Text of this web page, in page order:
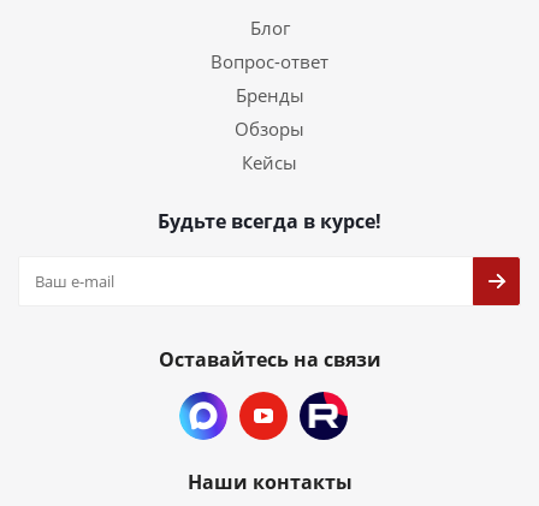
Блог
Вопрос-ответ
Бренды
Обзоры
Кейсы
Будьте всегда в курсе!
Оставайтесь на связи
Наши контакты